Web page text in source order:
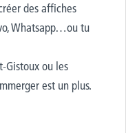
des affiches
Whatsapp…ou tu
Gistoux ou les
est un plus.